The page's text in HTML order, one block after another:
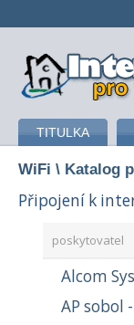
připojení k
TITULKA
WiFi \ Katalog
Připojení k
poskytovatel
Alcom
AP sobol